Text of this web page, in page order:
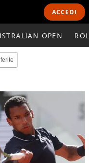
ACCEDI
OPEN